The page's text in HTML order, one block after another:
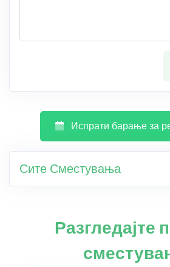
Испрати барање за
Сите Сместувања
Разгледајте